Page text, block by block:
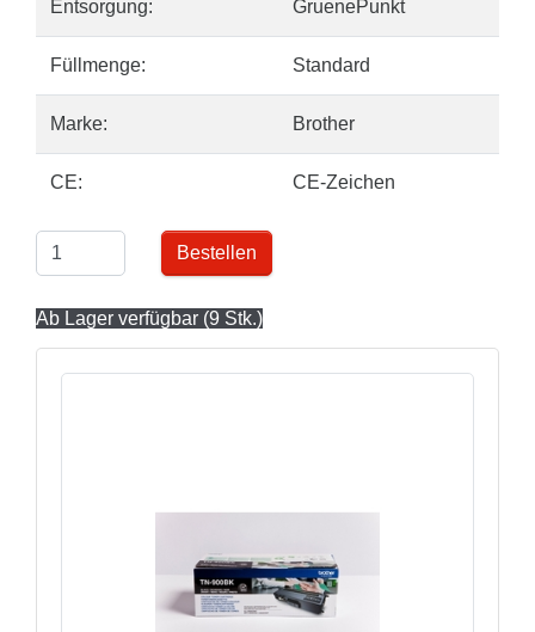
Entsorgung: GruenePunkt
Füllmenge: Standard
Marke: Brother
CE: CE-Zeichen
Bestellen
Ab Lager verfügbar (9 Stk.)